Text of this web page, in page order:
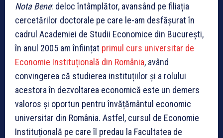
Nota Bene: deloc întâmplător, avansând pe filiația
cercetărilor doctorale pe care le-am desfășurat în
cadrul Academiei de Studii Economice din București,
în anul 2005 am înființat primul curs universitar de
Economie Instituțională din România, având
convingerea că studierea instituțiilor și a rolului
acestora în dezvoltarea economică este un demers
valoros și oportun pentru învățământul economic
universitar din România. Astfel, cursul de Economie
Instituțională pe care îl predau la Facultatea de